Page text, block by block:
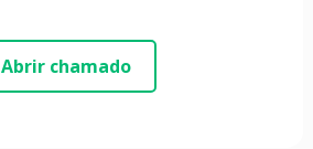
Abrir chamado